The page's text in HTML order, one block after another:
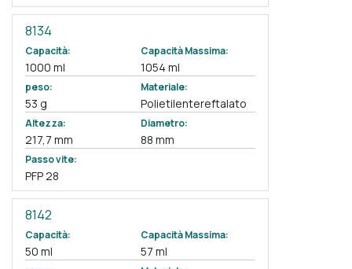
8134
Capacità:
1000 ml
Capacità Massima:
1054 ml
peso:
53 g
Materiale:
Polietilentereftalato
Altezza:
217,7 mm
Diametro:
88 mm
Passo vite:
PFP 28
8142
Capacità:
50 ml
Capacità Massima:
57 ml